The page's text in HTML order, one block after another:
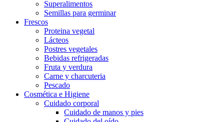
Superalimentos
Semillas para germinar
Frescos
Proteina vegetal
Lácteos
Postres vegetales
Bebidas refrigeradas
Fruta y verdura
Carne y charcuteria
Pescado
Cosmética e Higiene
Cuidado corporal
Cuidado de manos y pies